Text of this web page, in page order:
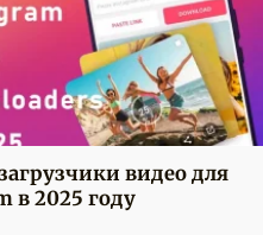
видео для
в 2025 году